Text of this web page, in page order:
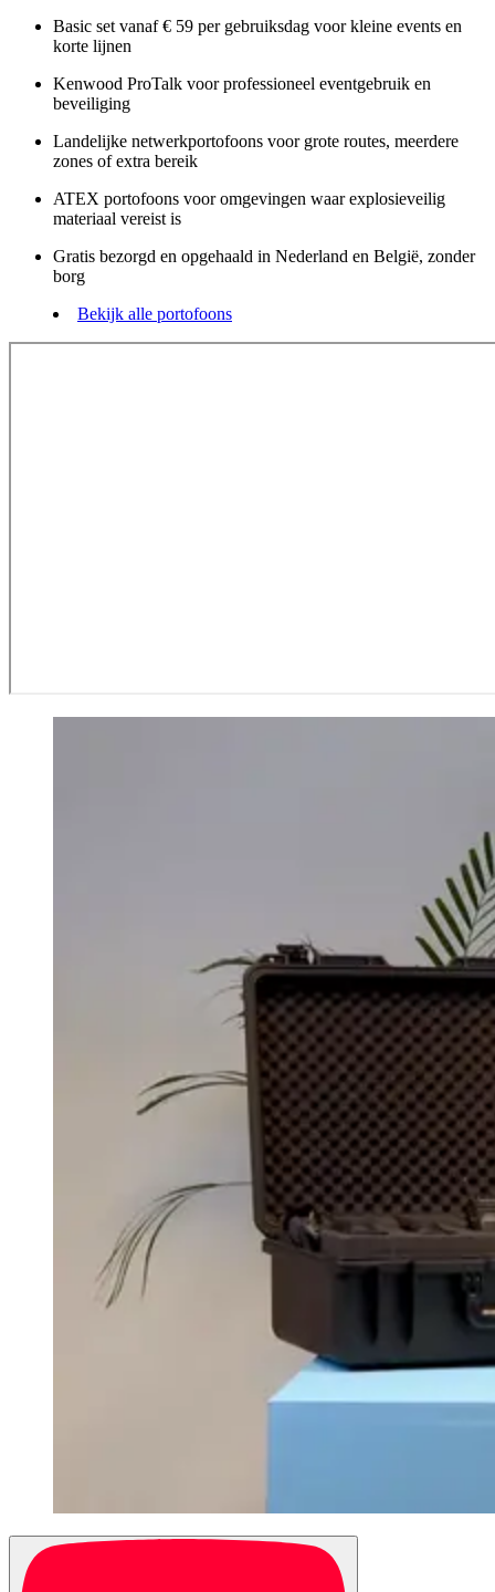
Basic set vanaf € 59 per gebruiksdag voor kleine events en
korte lijnen
Kenwood ProTalk voor professioneel eventgebruik en
beveiliging
Landelijke netwerkportofoons voor grote routes, meerdere
zones of extra bereik
ATEX portofoons voor omgevingen waar explosieveilig
materiaal vereist is
Gratis bezorgd en opgehaald in Nederland en België, zonder
borg
Bekijk alle portofoons